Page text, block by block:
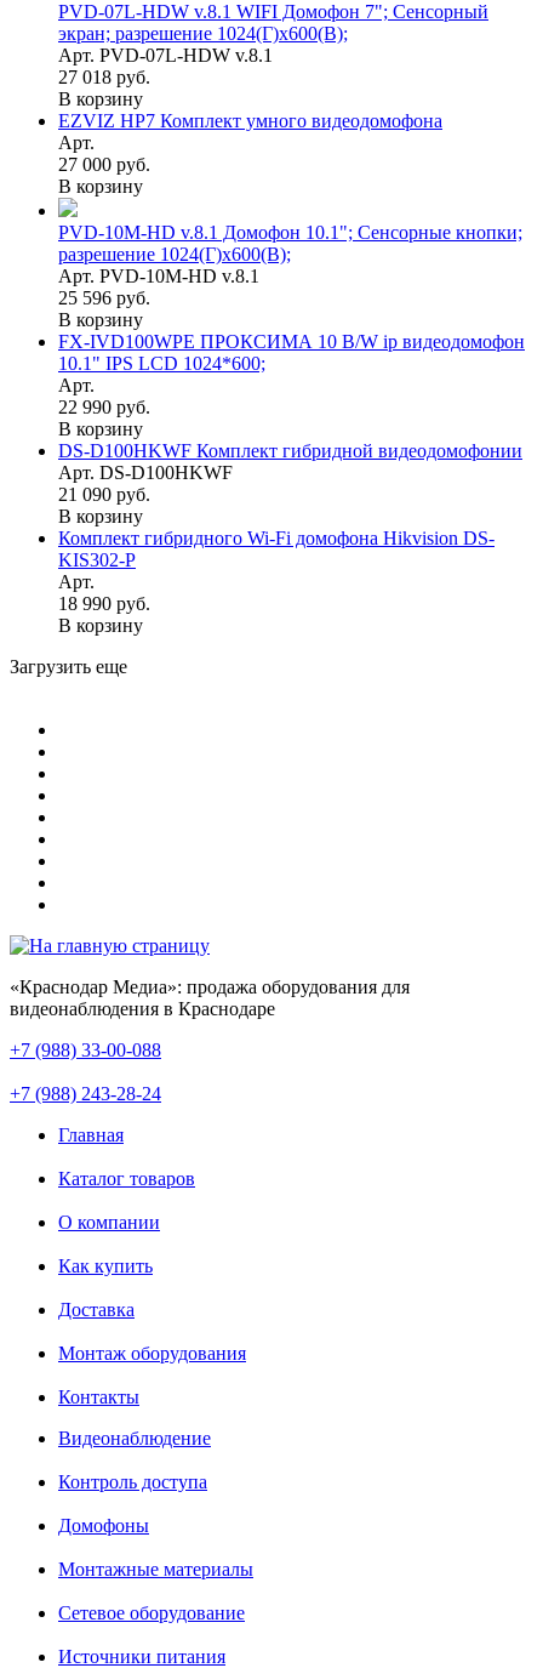
PVD-07L-HDW v.8.1 WIFI Домофон 7"; Сенсорный
экран; разрешение 1024(Г)x600(В);
Арт. PVD-07L-HDW v.8.1
27 018 руб.
В корзину
EZVIZ HP7 Комплект умного видеодомофона
Арт.
27 000 руб.
В корзину
PVD-10M-HD v.8.1 Домофон 10.1"; Сенсорные кнопки;
разрешение 1024(Г)x600(В);
Арт. PVD-10M-HD v.8.1
25 596 руб.
В корзину
FX-IVD100WPE ПРОКСИМА 10 B/W ip видеодомофон
10.1" IPS LCD 1024*600;
Арт.
22 990 руб.
В корзину
DS-D100HKWF Комплект гибридной видеодомофонии
Арт. DS-D100HKWF
21 090 руб.
В корзину
Комплект гибридного Wi-Fi домофона Hikvision DS-
KIS302-P
Арт.
18 990 руб.
В корзину
Загрузить еще
«Краснодар Медиа»: продажа оборудования для
видеонаблюдения в Краснодаре
+7 (988) 33-00-088
+7 (988) 243-28-24
Главная
Каталог товаров
О компании
Как купить
Доставка
Монтаж оборудования
Контакты
Видеонаблюдение
Контроль доступа
Домофоны
Монтажные материалы
Сетевое оборудование
Источники питания